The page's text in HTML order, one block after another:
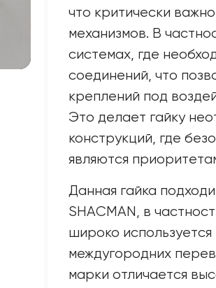
что критически
механизмов. В
системах, где
соединений, что
креплений под
Это делает гайку
конструкций, где
являются
Данная гайка
SHACMAN, в
широко используется
междугородних
марки отличается